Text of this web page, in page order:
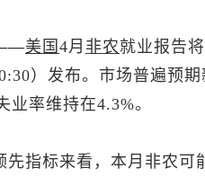
——美国 4月 非农就业报告
）发布。市场普遍预
业率维持在4.3%。
先指标来看，本月非农可